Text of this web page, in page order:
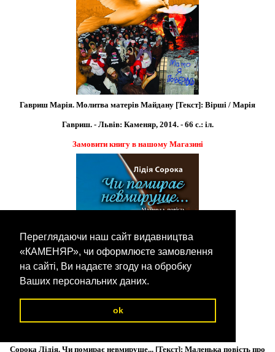
Переглядаючи наш сайт видавництва
«КАМЕНЯР», чи оформлюєте замовлення
на сайті, Ви надаєте згоду на обробку
Ваших персональних даних.
ok
Гавриш Марія. Молитва матерів Майдану [Текст]: Вірші / Марія
Гавриш. - Львів: Каменяр, 2014. - 66 с.: іл.
Замовити книгу в нашому Магазині
Сорока Лідія. Чи помирає невмируще... [Текст]: Маленька повість про